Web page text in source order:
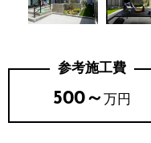
参考施工費
500～万円